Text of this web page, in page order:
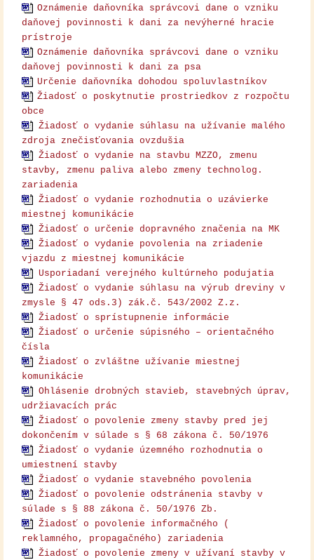
Oznámenie daňovníka správcovi dane o vzniku
daňovej povinnosti k dani za nevýherné hracie
prístroje
Oznámenie daňovníka správcovi dane o vzniku
daňovej povinnosti k dani za psa
Určenie daňovníka dohodou spoluvlastníkov
Žiadosť o poskytnutie prostriedkov z rozpočtu
obce
Žiadosť o vydanie súhlasu na užívanie malého
zdroja znečisťovania ovzdušia
Žiadosť o vydanie na stavbu MZZO, zmenu
stavby, zmenu paliva alebo zmeny technolog.
zariadenia
Žiadosť o vydanie rozhodnutia o uzávierke
miestnej komunikácie
Žiadosť o určenie dopravného značenia na MK
Žiadosť o vydanie povolenia na zriadenie
vjazdu z miestnej komunikácie
Usporiadaní verejného kultúrneho podujatia
Žiadosť o vydanie súhlasu na výrub dreviny v
zmysle § 47 ods.3) zák.č. 543/2002 Z.z.
Žiadosť o sprístupnenie informácie
Žiadosť o určenie súpisného – orientačného
čísla
Žiadosť o zvláštne užívanie miestnej
komunikácie
Ohlásenie drobných stavieb, stavebných úprav,
udržiavacích prác
Žiadosť o povolenie zmeny stavby pred jej
dokončením v súlade s § 68 zákona č. 50/1976
Žiadosť o vydanie územného rozhodnutia o
umiestnení stavby
Žiadosť o vydanie stavebného povolenia
Žiadosť o povolenie odstránenia stavby v
súlade s § 88 zákona č. 50/1976 Zb.
Žiadosť o povolenie informačného (
reklamného, propagačného) zariadenia
Žiadosť o povolenie zmeny v užívaní stavby v